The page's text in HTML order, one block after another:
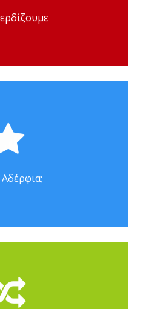
Αδέρφια;
οικογενειακό
με έκπτωση 30%